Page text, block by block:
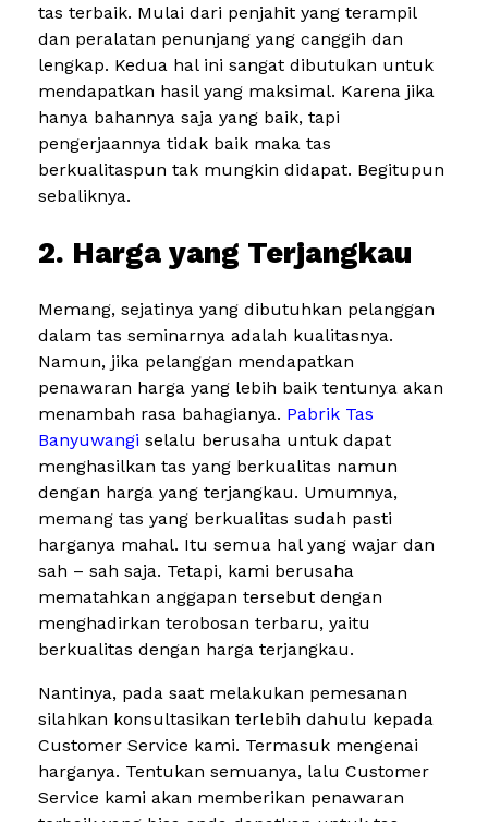
tas terbaik. Mulai dari penjahit yang terampil
dan peralatan penunjang yang canggih dan
lengkap. Kedua hal ini sangat dibutukan untuk
mendapatkan hasil yang maksimal. Karena jika
hanya bahannya saja yang baik, tapi
pengerjaannya tidak baik maka tas
berkualitaspun tak mungkin didapat. Begitupun
sebaliknya.
2. Harga yang Terjangkau
Memang, sejatinya yang dibutuhkan pelanggan
dalam tas seminarnya adalah kualitasnya.
Namun, jika pelanggan mendapatkan
penawaran harga yang lebih baik tentunya akan
menambah rasa bahagianya. Pabrik Tas
Banyuwangi selalu berusaha untuk dapat
menghasilkan tas yang berkualitas namun
dengan harga yang terjangkau. Umumnya,
memang tas yang berkualitas sudah pasti
harganya mahal. Itu semua hal yang wajar dan
sah – sah saja. Tetapi, kami berusaha
mematahkan anggapan tersebut dengan
menghadirkan terobosan terbaru, yaitu
berkualitas dengan harga terjangkau.
Nantinya, pada saat melakukan pemesanan
silahkan konsultasikan terlebih dahulu kepada
Customer Service kami. Termasuk mengenai
harganya. Tentukan semuanya, lalu Customer
Service kami akan memberikan penawaran